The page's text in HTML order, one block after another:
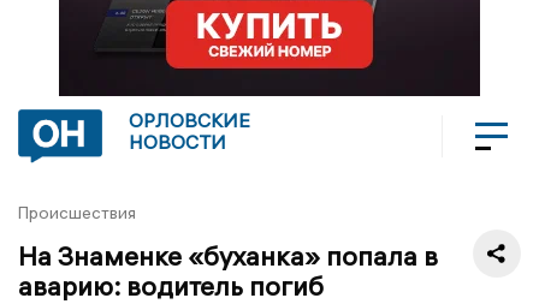
ОРЛОВСКИЕ
НОВОСТИ
Происшествия
На Знаменке «буханка» попала в
аварию: водитель погиб